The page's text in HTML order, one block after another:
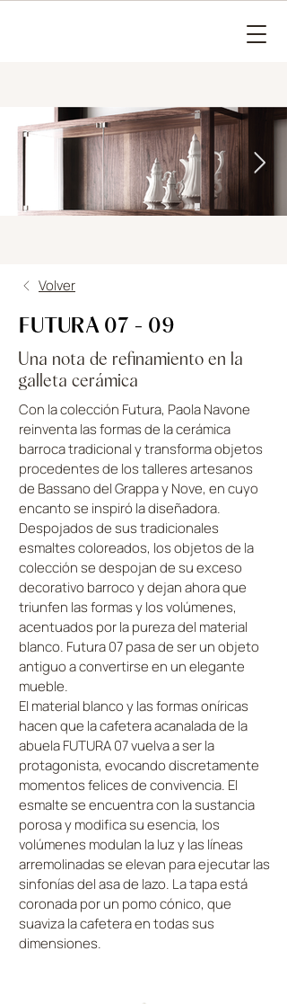
Volver
FUTURA 07 - 09
Una nota de refinamiento en la
galleta cerámica
Con la colección Futura, Paola Navone
reinventa las formas de la cerámica
barroca tradicional y transforma objetos
procedentes de los talleres artesanos
de Bassano del Grappa y Nove, en cuyo
encanto se inspiró la diseñadora.
Despojados de sus tradicionales
esmaltes coloreados, los objetos de la
colección se despojan de su exceso
decorativo barroco y dejan ahora que
triunfen las formas y los volúmenes,
acentuados por la pureza del material
blanco. Futura 07 pasa de ser un objeto
antiguo a convertirse en un elegante
mueble.
El material blanco y las formas oníricas
hacen que la cafetera acanalada de la
abuela FUTURA 07 vuelva a ser la
protagonista, evocando discretamente
momentos felices de convivencia. El
esmalte se encuentra con la sustancia
porosa y modifica su esencia, los
volúmenes modulan la luz y las líneas
arremolinadas se elevan para ejecutar las
sinfonías del asa de lazo. La tapa está
coronada por un pomo cónico, que
suaviza la cafetera en todas sus
dimensiones.